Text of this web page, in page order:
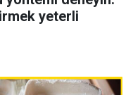
yeterli